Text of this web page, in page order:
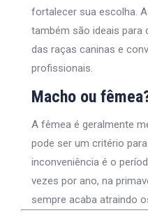
fortalecer sua escolha.
também são ideais para
das raças caninas e
profissionais.
Macho ou
A fêmea é geralmente
pode ser um critério
inconveniência é o
vezes por ano, na
sempre acaba atraindo